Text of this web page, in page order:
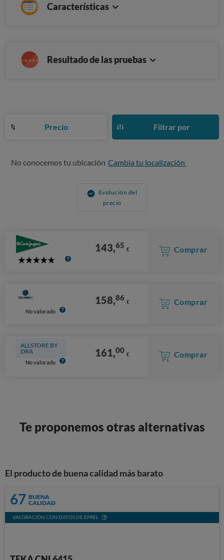
Características
Resultado de las pruebas
Precio Filtrar por
No conocemos tu ubicación Cambia tu localización
Evolución del
precio
5
143,65 € Comprar
No valorado
158,86 € Comprar
ALLSTORE BY
DRA
No valorado
161,00 € Comprar
Te proponemos otras alternativas
El producto de buena calidad más barato
67 BUENA
CALIDAD
VALORACIÓN CON DATOS DE EPREL